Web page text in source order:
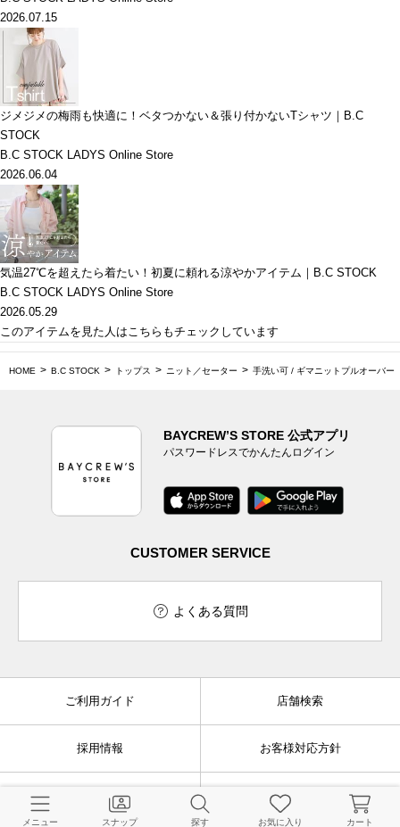
2026.07.15
ジメジメの梅雨も快適に！ベタつかない＆張り付かないTシャツ｜B.C
STOCK
B.C STOCK LADYS Online Store
2026.06.04
気温27℃を超えたら着たい！初夏に頼れる涼やかアイテム｜B.C STOCK
B.C STOCK LADYS Online Store
2026.05.29
このアイテムを見た人はこちらもチェックしています
HOME B.C STOCK トップス ニット／セーター 手洗い可 / ギマニットプルオーバー
BAYCREW’S STORE 公式アプリ
パスワードレスでかんたんログイン
CUSTOMER SERVICE
よくある質問
ご利用ガイド 店舗検索
採用情報 お客様対応方針
利用規約 企業情報
メニュー スナップ 探す お気に入り カート